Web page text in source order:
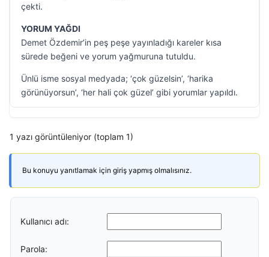
çekti.
YORUM YAĞDI
Demet Özdemir’in peş peşe yayınladığı kareler kısa
sürede beğeni ve yorum yağmuruna tutuldu.
Ünlü isme sosyal medyada; ‘çok güzelsin’, ‘harika
görünüyorsun’, ‘her hali çok güzel’ gibi yorumlar yapıldı.
1 yazı görüntüleniyor (toplam 1)
Bu konuyu yanıtlamak için giriş yapmış olmalısınız.
Kullanıcı adı:
Parola: